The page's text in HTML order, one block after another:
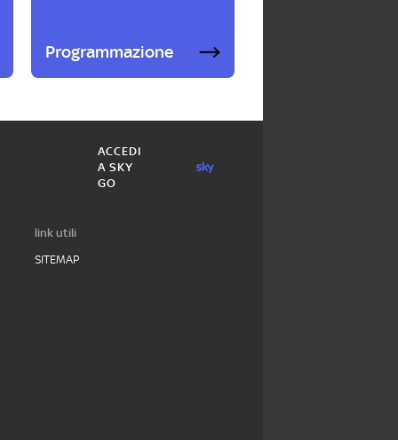
Programmazione
ACCEDI
A SKY
GO
link utili
SITEMAP